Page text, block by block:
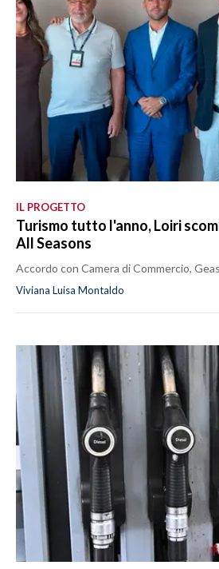
IL PROGETTO
Turismo tutto l'anno, Loiri
All Seasons
Accordo con Camera di Commercio,
Viviana Luisa Montaldo